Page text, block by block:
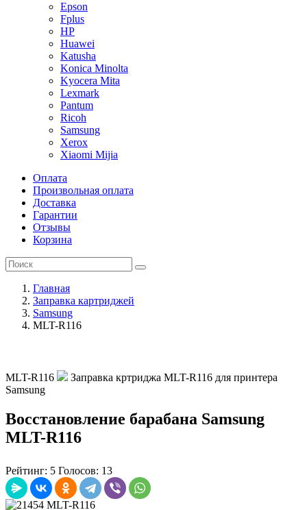
Epson
Fplus
HP
Huawei
Katusha
Konica Minolta
Kyocera Mita
Lexmark
Pantum
Ricoh
Samsung
Xerox
Xiaomi Mijia
Оплата
Произвольная оплата
Доставка
Гарантии
Отзывы
Корзина
Главная
Заправка картриджей
Samsung
MLT-R116
MLT-R116
Заправка кртриджа MLT-R116 для принтера
Samsung
Восстановление барабана Samsung
MLT-R116
Рейтинг: 5 Голосов: 13